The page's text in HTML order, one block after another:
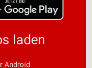
laden
Android